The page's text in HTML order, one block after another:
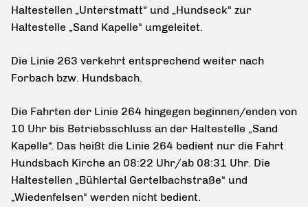
Haltestellen „Unterstmatt“ und „Hundseck“ zur
Haltestelle „Sand Kapelle“ umgeleitet.
Die Linie 263 verkehrt entsprechend weiter nach
Forbach bzw. Hundsbach.
Die Fahrten der Linie 264 hingegen beginnen/enden von
10 Uhr bis Betriebsschluss an der Haltestelle „Sand
Kapelle“. Das heißt die Linie 264 bedient nur die Fahrt
Hundsbach Kirche an 08:22 Uhr/ab 08:31 Uhr. Die
Haltestellen „Bühlertal Gertelbachstraße“ und
„Wiedenfelsen“ werden nicht bedient.